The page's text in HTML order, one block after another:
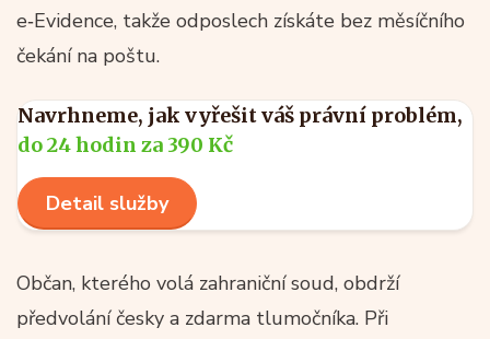
e‑Evidence, takže odposlech získáte bez měsíčního
čekání na poštu.
Navrhneme, jak vyřešit váš právní problém,
do 24 hodin za 390 Kč
Detail služby
Občan, kterého volá zahraniční soud, obdrží
předvolání česky a zdarma tlumočníka. Při